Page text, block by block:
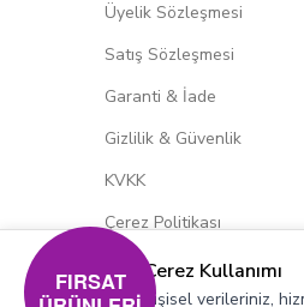
Üyelik Sözleşmesi
Satış Sözleşmesi
Garanti & İade
Gizlilik & Güvenlik
KVKK
Çerez Politikası
Çerez Kullanımı
Kişisel verileriniz,
FIRSAT